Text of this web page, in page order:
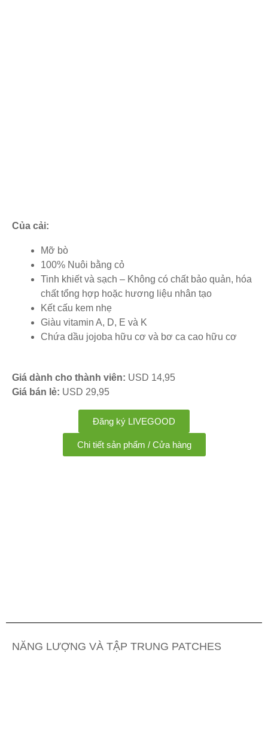
Của cải:
Mỡ bò
100% Nuôi bằng cỏ
Tinh khiết và sạch – Không có chất bảo quản, hóa
chất tổng hợp hoặc hương liệu nhân tạo
Kết cấu kem nhẹ
Giàu vitamin A, D, E và K
Chứa dầu jojoba hữu cơ và bơ ca cao hữu cơ
Giá dành cho thành viên: USD 14,95
Giá bán lẻ: USD 29,95
Đăng ký LIVEGOOD
Chi tiết sản phẩm / Cửa hàng
NĂNG LƯỢNG VÀ TẬP TRUNG PATCHES